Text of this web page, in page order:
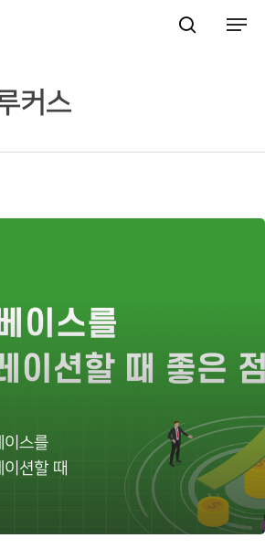
to close
커스
이스를
션할 때